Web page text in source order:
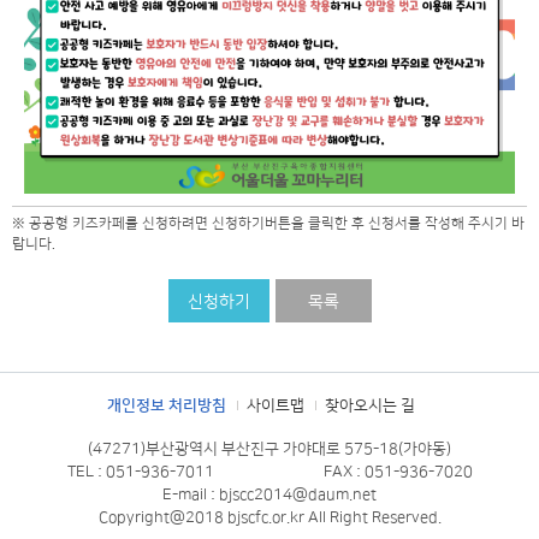
※ 공공형 키즈카페를 신청하려면 신청하기버튼을 클릭한 후 신청서를 작성해 주시기 바
랍니다.
신청하기 목록
개인정보 처리방침 사이트맵 찾아오시는 길
(47271)부산광역시 부산진구 가야대로 575-18(가야동)
TEL : 051-936-7011
FAX : 051-936-7020
E-mail : bjscc2014@daum.net
Copyright@2018 bjscfc.or.kr All Right Reserved.